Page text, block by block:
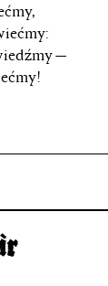
—